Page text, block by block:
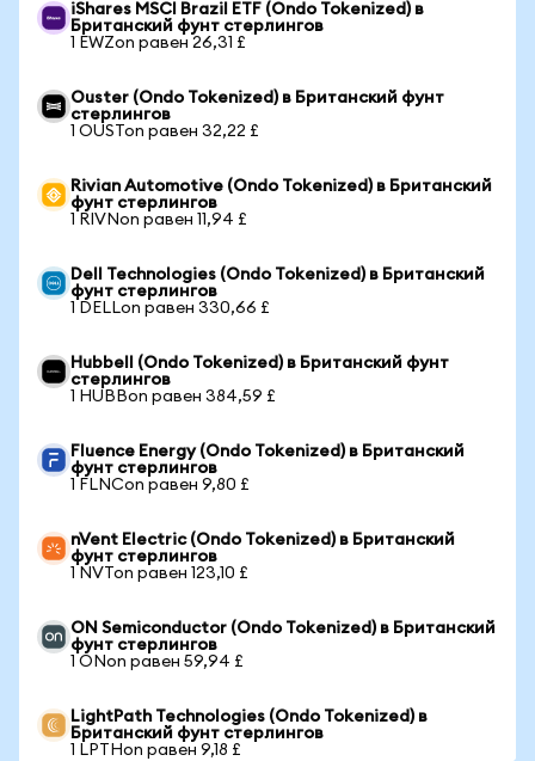
iShares MSCI Brazil ETF (Ondo Tokenized) в
Британский фунт стерлингов
1 EWZon равен 26,31 £
Ouster (Ondo Tokenized) в Британский фунт
стерлингов
1 OUSTon равен 32,22 £
Rivian Automotive (Ondo Tokenized) в Британский
фунт стерлингов
1 RIVNon равен 11,94 £
Dell Technologies (Ondo Tokenized) в Британский
фунт стерлингов
1 DELLon равен 330,66 £
Hubbell (Ondo Tokenized) в Британский фунт
стерлингов
1 HUBBon равен 384,59 £
Fluence Energy (Ondo Tokenized) в Британский
фунт стерлингов
1 FLNCon равен 9,80 £
nVent Electric (Ondo Tokenized) в Британский
фунт стерлингов
1 NVTon равен 123,10 £
ON Semiconductor (Ondo Tokenized) в Британский
фунт стерлингов
1 ONon равен 59,94 £
LightPath Technologies (Ondo Tokenized) в
Британский фунт стерлингов
1 LPTHon равен 9,18 £